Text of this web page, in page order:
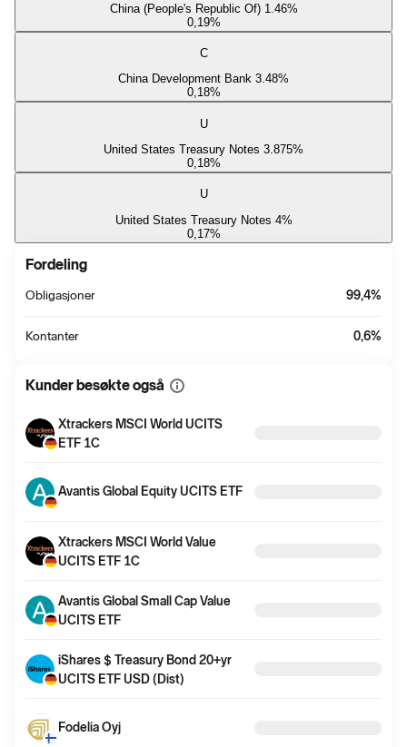
China (People's Republic Of) 1.46%
0,19%
C
China Development Bank 3.48%
0,18%
U
United States Treasury Notes 3.875%
0,18%
U
United States Treasury Notes 4%
0,17%
Fordeling
Obligasjoner 99,4%
Kontanter 0,6%
Kunder besøkte også Vis
informasjon
Xtrackers MSCI World UCITS
ETF 1C
Avantis Global Equity UCITS ETF
Xtrackers MSCI World Value
UCITS ETF 1C
Avantis Global Small Cap Value
UCITS ETF
iShares $ Treasury Bond 20+yr
UCITS ETF USD (Dist)
Fodelia Oyj